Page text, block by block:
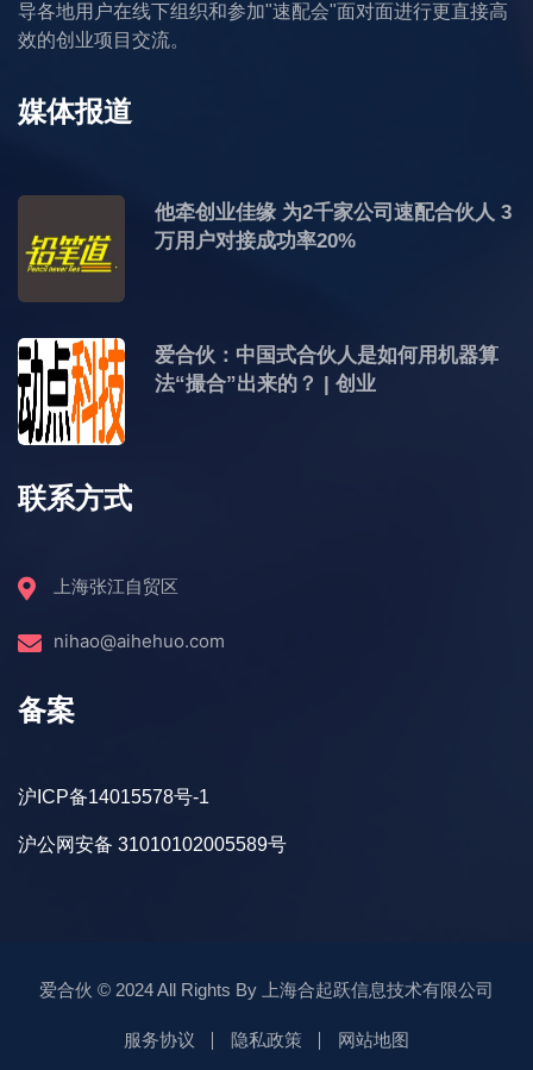
导各地用户在线下组织和参加"速配会"面对面进行更直接高
效的创业项目交流。
媒体报道
他牵创业佳缘 为2千家公司速配合伙人 3
万用户对接成功率20%
爱合伙：中国式合伙人是如何用机器算
法“撮合”出来的？ | 创业
联系方式
上海张江自贸区
nihao@aihehuo.com
备案
沪ICP备14015578号-1
沪公网安备 31010102005589号
爱合伙 © 2024 All Rights By 上海合起跃信息技术有限公司
服务协议 隐私政策 网站地图